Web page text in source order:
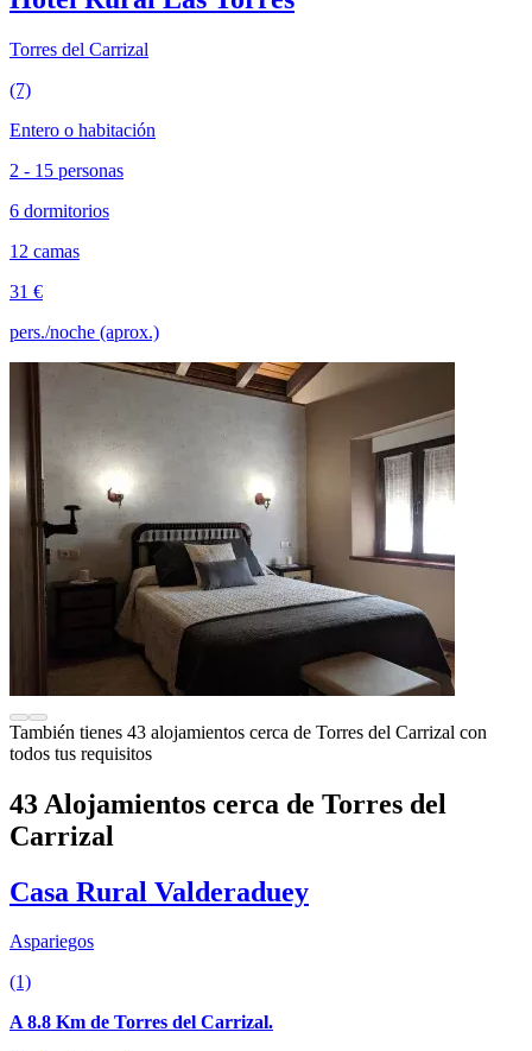
Torres del Carrizal
(7)
Entero o habitación
2 - 15 personas
6 dormitorios
12 camas
31 €
pers./noche (aprox.)
También tienes 43 alojamientos cerca de Torres del Carrizal con
todos tus requisitos
43 Alojamientos cerca de Torres del
Carrizal
Casa Rural Valderaduey
Aspariegos
(1)
A 8.8 Km de Torres del Carrizal.